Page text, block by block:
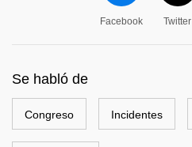
Facebook Twitter
Se habló de
Congreso Incidentes